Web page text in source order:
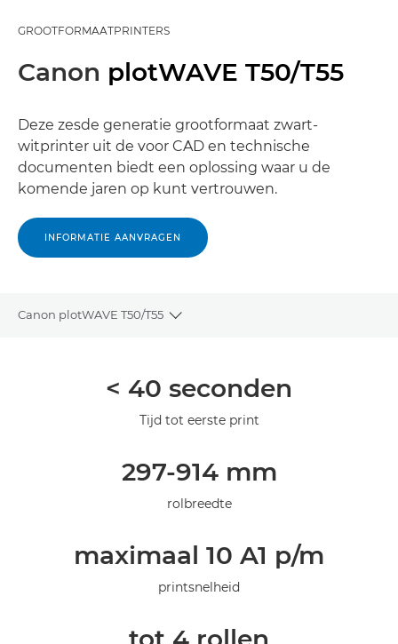
GROOTFORMAATPRINTERS
Canon plotWAVE T50/T55
Deze zesde generatie grootformaat zwart-
witprinter uit de voor CAD en technische
documenten biedt een oplossing waar u de
komende jaren op kunt vertrouwen.
INFORMATIE AANVRAGEN
Canon plotWAVE T50/T55
Toggle breadcrumbs
< 40 seconden
Tijd tot eerste print
297-914 mm
rolbreedte
maximaal 10 A1 p/m
printsnelheid